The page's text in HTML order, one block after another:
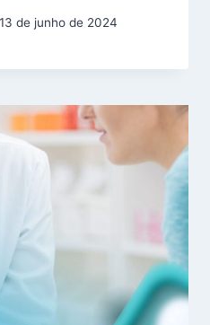
13 de junho de 2024